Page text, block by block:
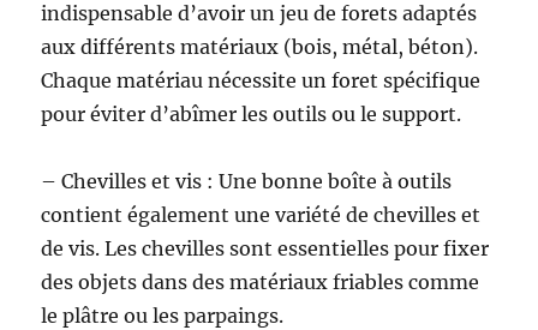
indispensable d’avoir un jeu de forets adaptés
aux différents matériaux (bois, métal, béton).
Chaque matériau nécessite un foret spécifique
pour éviter d’abîmer les outils ou le support.
– Chevilles et vis : Une bonne boîte à outils
contient également une variété de chevilles et
de vis. Les chevilles sont essentielles pour fixer
des objets dans des matériaux friables comme
le plâtre ou les parpaings.